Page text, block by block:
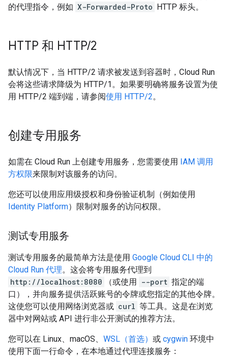
的代理指令，例如 X-Forwarded-Proto HTTP 标头。
HTTP 和 HTTP/2
默认情况下，当 HTTP/2 请求被发送到容器时，Cloud Run
会将这些请求降级为 HTTP/1。如果要明确将服务设置为使
用 HTTP/2 端到端，请参阅使用 HTTP/2。
创建专用服务
如需在 Cloud Run 上创建专用服务，您需要使用 IAM 调用
方权限来限制对该服务的访问。
您还可以使用应用级授权和身份验证机制（例如使用
Identity Platform）限制对服务的访问权限。
测试专用服务
测试专用服务的最简单方法是使用 Google Cloud CLI 中的
Cloud Run 代理。这会将专用服务代理到
http://localhost:8080
（或使用 --port 指定的端
口），并向服务提供活跃账号的令牌或您指定的其他令牌。
这使您可以使用网络浏览器或 curl 等工具。这是在浏览
器中对网站或 API 进行非公开测试的推荐方法。
您可以在 Linux、macOS、 WSL（首选） 或 cygwin 环境中
使用下面一行命令，在本地通过代理连接服务：